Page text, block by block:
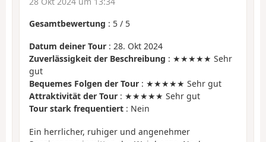
Gesamtbewertung : 5 / 5
Datum deiner Tour : 28. Okt 2024
Zuverlässigkeit der Beschreibung : ★★★★★ Sehr
gut
Bequemes Folgen der Tour : ★★★★★ Sehr gut
Attraktivität der Tour : ★★★★★ Sehr gut
Tour stark frequentiert : Nein
Ein herrlicher, ruhiger und angenehmer